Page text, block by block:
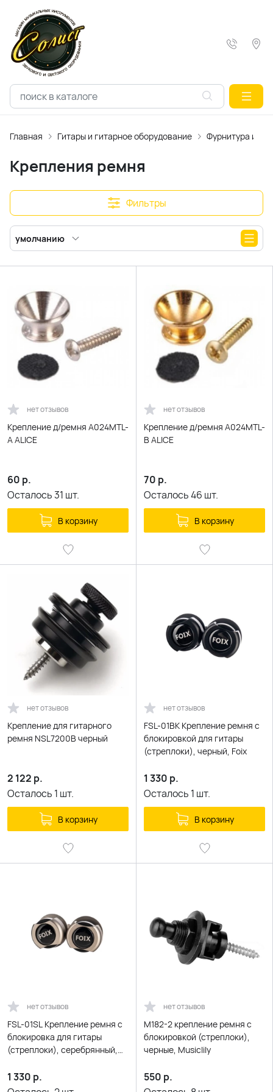
Главная Гитары и гитарное оборудование Фурнитура и
Крепления ремня
Фильтры
умолчанию
нет отзывов
Крепление д/ремня A024MTL-
A ALICE
60 р.
Осталось31 шт.
В корзину
нет отзывов
Крепление д/ремня A024MTL-
B ALICE
70 р.
Осталось46 шт.
В корзину
нет отзывов
Крепление для гитарного
ремня NSL7200B черный
2 122 р.
Осталось 1 шт.
В корзину
нет отзывов
FSL-01BK Крепление ремня с
блокировкой для гитары
(стреплоки), черный, Foix
1 330 р.
Осталось 1 шт.
В корзину
нет отзывов
FSL-01SL Крепление ремня с
блокировка для гитары
(стреплоки), серебрянный,
1 330 р.
нет отзывов
M182-2 крепление ремня с
блокировкой (стреплоки),
черные, Musiclily
550 р.